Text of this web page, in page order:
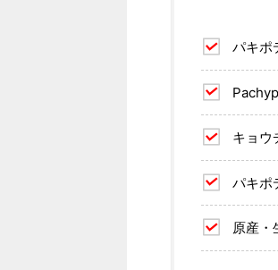
パキポ
キョウ
パキポ
原産・